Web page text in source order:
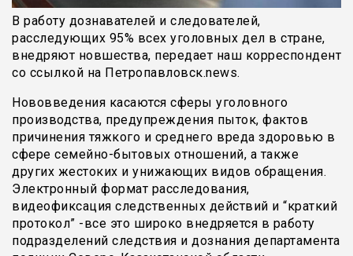
В работу дознавателей и следователей,
расследующих 95% всех уголовных дел в стране,
внедряют новшества, передает наш корреспондент
со ссылкой на Петропавловск.news.
Нововведения касаются сферы уголовного
производства, предупреждения пыток, фактов
причинения тяжкого и среднего вреда здоровью в
сфере семейно-бытовых отношений, а также
других жестоких и унижающих видов обращения.
Электронный формат расследования,
видеофиксация следственных действий и “краткий
протокол” -все это широко внедряется в работу
подразделений следствия и дознания департамента